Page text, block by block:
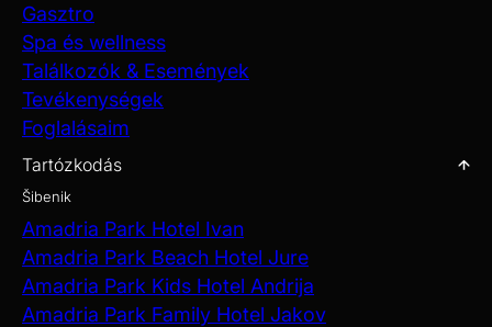
Gasztro
Spa és wellness
Találkozók & Események
Tevékenységek
Foglalásaim
Tartózkodás
Šibenik
Amadria Park Hotel Ivan
Amadria Park Beach Hotel Jure
Amadria Park Kids Hotel Andrija
Amadria Park Family Hotel Jakov